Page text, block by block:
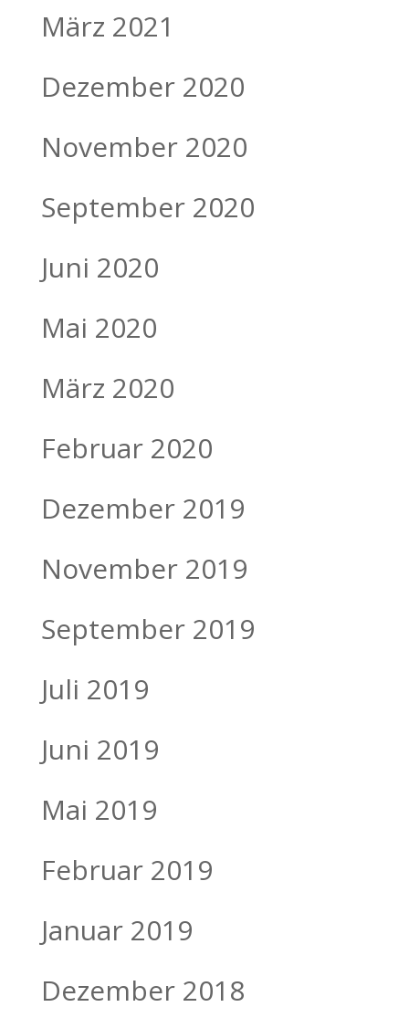
März 2021
Dezember 2020
November 2020
September 2020
Juni 2020
Mai 2020
März 2020
Februar 2020
Dezember 2019
November 2019
September 2019
Juli 2019
Juni 2019
Mai 2019
Februar 2019
Januar 2019
Dezember 2018